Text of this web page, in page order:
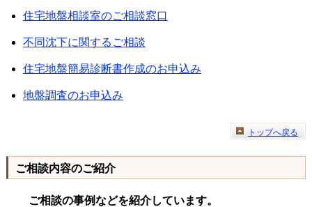
住宅地盤相談室のご相談窓口
不同沈下に関するご相談
住宅地盤簡易診断書作成のお申込み
地盤調査のお申込み
トップへ戻る
ご相談内容のご紹介
ご相談の事例などを紹介しています。